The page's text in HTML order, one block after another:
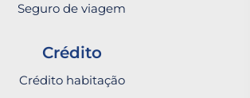
Seguro de viagem
Crédito
Crédito habitação